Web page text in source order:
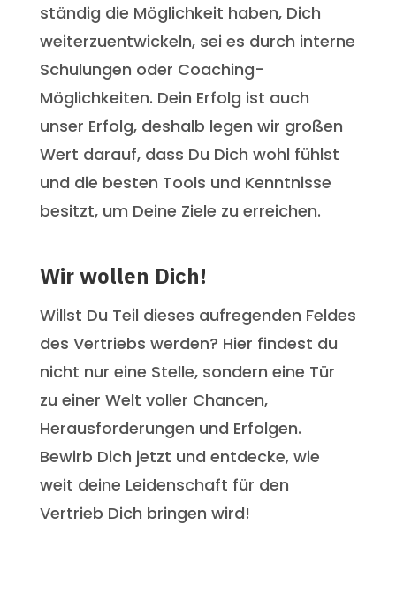
ständig die Möglichkeit haben, Dich
weiterzuentwickeln, sei es durch interne
Schulungen oder Coaching-
Möglichkeiten. Dein Erfolg ist auch
unser Erfolg, deshalb legen wir großen
Wert darauf, dass Du Dich wohl fühlst
und die besten Tools und Kenntnisse
besitzt, um Deine Ziele zu erreichen.
Wir wollen Dich!
Willst Du Teil dieses aufregenden Feldes
des Vertriebs werden? Hier findest du
nicht nur eine Stelle, sondern eine Tür
zu einer Welt voller Chancen,
Herausforderungen und Erfolgen.
Bewirb Dich jetzt und entdecke, wie
weit deine Leidenschaft für den
Vertrieb Dich bringen wird!